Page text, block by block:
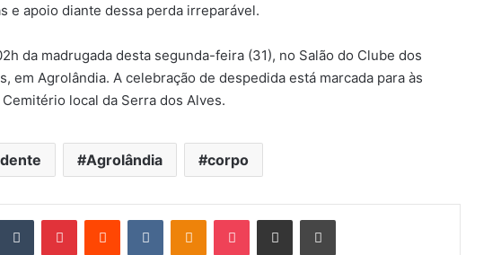
e apoio diante dessa perda irreparável.
da madrugada desta segunda-feira (31), no Salão do Clube dos
em Agrolândia. A celebração de despedida está marcada para às
local da Serra dos Alves.
Agrolândia corpo